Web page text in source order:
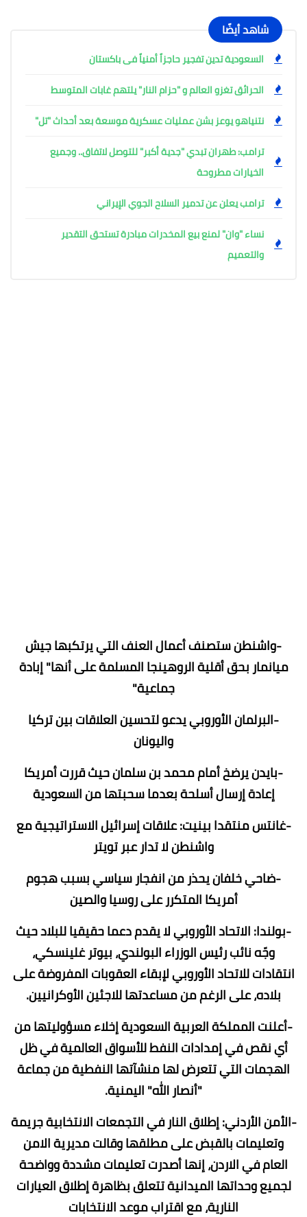
شاهد أيضًا
السعودية تدين تفجير حاجزاً أمنياً فى باكستان
الحرائق تغزو العالم و "حزام النار" يلتهم غابات المتوسط
نتنياهو يوعز بشن عمليات عسكرية موسعة بعد أحداث "تل"
ترامب: طهران تبدي "جدية أكبر" للتوصل لاتفاق.. وجميع
الخيارات مطروحة
ترامب يعلن عن تدمير السلاح الجوي الإيراني
نساء "وان" لمنع بيع المخدرات مبادرة تستحق التقدير
والتعميم
-واشنطن ستصنف أعمال العنف التي يرتكبها جيش
ميانمار بحق أقلية الروهينجا المسلمة على أنها" إبادة
جماعية"
-البرلمان الأوروبي يدعو لتحسين العلاقات بين تركيا
واليونان
-بايدن يرضخ أمام محمد بن سلمان حيث قررت أمريكا
إعادة إرسال أسلحة بعدما سحبتها من السعودية
-غانتس منتقدا بينيت: علاقات إسرائيل الاستراتيجية مع
واشنطن لا تدار عبر تويتر
-ضاحي خلفان يحذر من انفجار سياسي بسبب هجوم
أمريكا المتكرر على روسيا والصين
-بولندا: الاتحاد الأوروبي لا يقدم دعما حقيقيا للبلاد حيث
وجّه نائب رئيس الوزراء البولندي، بيوتر غلينسكي،
انتقادات للاتحاد الأوروبي لإبقاء العقوبات المفروضة على
بلاده، على الرغم من مساعدتها للاجئين الأوكرانيين.
-أعلنت المملكة العربية السعودية إخلاء مسؤوليتها من
أي نقص في إمدادات النفط للأسواق العالمية في ظل
الهجمات التي تتعرض لها منشآتها النفطية من جماعة
"أنصار الله" اليمنية.
-الأمن الأردني: إطلاق النار في التجمعات الانتخابية جريمة
وتعليمات بالقبض على مطلقها وقالت مديرية الامن
العام في الاردن، إنها أصدرت تعليمات مشددة وواضحة
لجميع وحداتها الميدانية تتعلق بظاهرة إطلاق العيارات
النارية، مع اقتراب موعد الانتخابات